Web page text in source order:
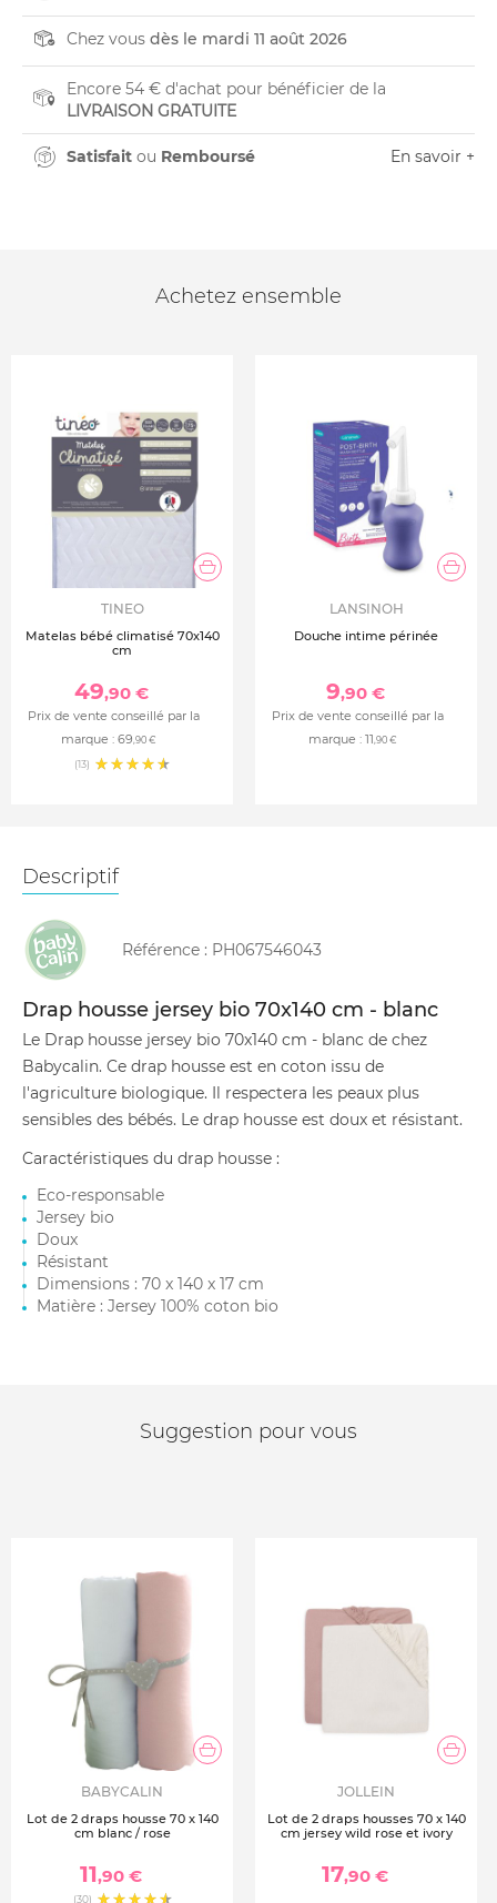
Chez vous dès le mardi 11 août 2026
Encore 54 € d'achat pour bénéficier de la
LIVRAISON GRATUITE
Satisfait ou Remboursé En savoir +
Achetez ensemble
TINEO
Matelas bébé climatisé 70x140
cm
49,90 €
Prix de vente conseillé par la
marque : 69,90 €
(13)
LANSINOH
Douche intime périnée
9,90 €
Prix de vente conseillé par la
marque : 11,90 €
Descriptif
Référence : PH067546043
Drap housse jersey bio 70x140 cm - blanc
Le Drap housse jersey bio 70x140 cm - blanc de chez
Babycalin. Ce drap housse est en coton issu de
l'agriculture biologique. Il respectera les peaux plus
sensibles des bébés. Le drap housse est doux et résistant.
Caractéristiques du drap housse :
Eco-responsable
Jersey bio
Doux
Résistant
Dimensions : 70 x 140 x 17 cm
Matière : Jersey 100% coton bio
Suggestion pour vous
BABYCALIN
Lot de 2 draps housse 70 x 140
cm blanc / rose
11,90 €
(30)
JOLLEIN
Lot de 2 draps housses 70 x 140
cm jersey wild rose et ivory
17,90 €